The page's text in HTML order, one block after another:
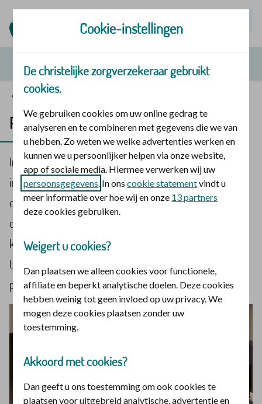
Geloof en gezondheid
Podcastserie Je bent meer dan je werk
In de podcastserie Je bent meer dan je werk
interviewt Jos Leijenhorst medewerkers en leden van
de vakorganisaties CGMV en RMU. Wat doen deze
organisaties? Hoe zien ze geloof en gezondheid? Hoe
kunnen ze jou helpen als je vastloopt in je werk, je
talent wilt ontwikkelen of je wilt voorbereiden op je
pensioen?
Cookie-instellingen
De christelijke zorgverzekeraar gebruikt
cookies.
We gebruiken cookies om uw online gedrag te
analyseren en te combineren met gegevens die we van
u hebben. Zo weten we welke advertenties werken en
kunnen we u persoonlijker helpen via onze website,
app of sociale media. Hiermee verwerken wij uw
persoonsgegevens. In onscookie statementvindt u
meer informatie over hoe wij en onze 13 partners
deze cookies gebruiken.
Weigert u cookies?
Dan plaatsen we alleen cookies voor functionele,
affiliate en beperkt analytische doelen. Deze cookies
hebben weinig tot geen invloed op uw privacy. We
mogen deze cookies plaatsen zonder uw
toestemming.
Akkoord met cookies?
Dan geeft u ons toestemming om ook cookies te
plaatsen voor uitgebreid analytische, advertentie en